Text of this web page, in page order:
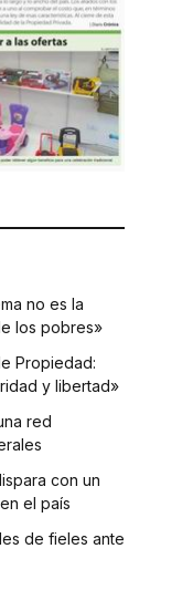
no es la
los pobres»
Propiedad:
y libertad»
red
con un
el país
de fieles ante